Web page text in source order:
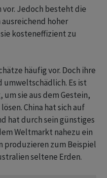
Jedoch besteht die
hoher
kosteneffizient zu
häufig vor. Doch ihre
umweltschädlich. Es ist
um sie aus dem Gestein,
China hat sich auf
hat durch sein günstiges
Weltmarkt nahezu ein
produzieren zum Beispiel
seltene Erden.